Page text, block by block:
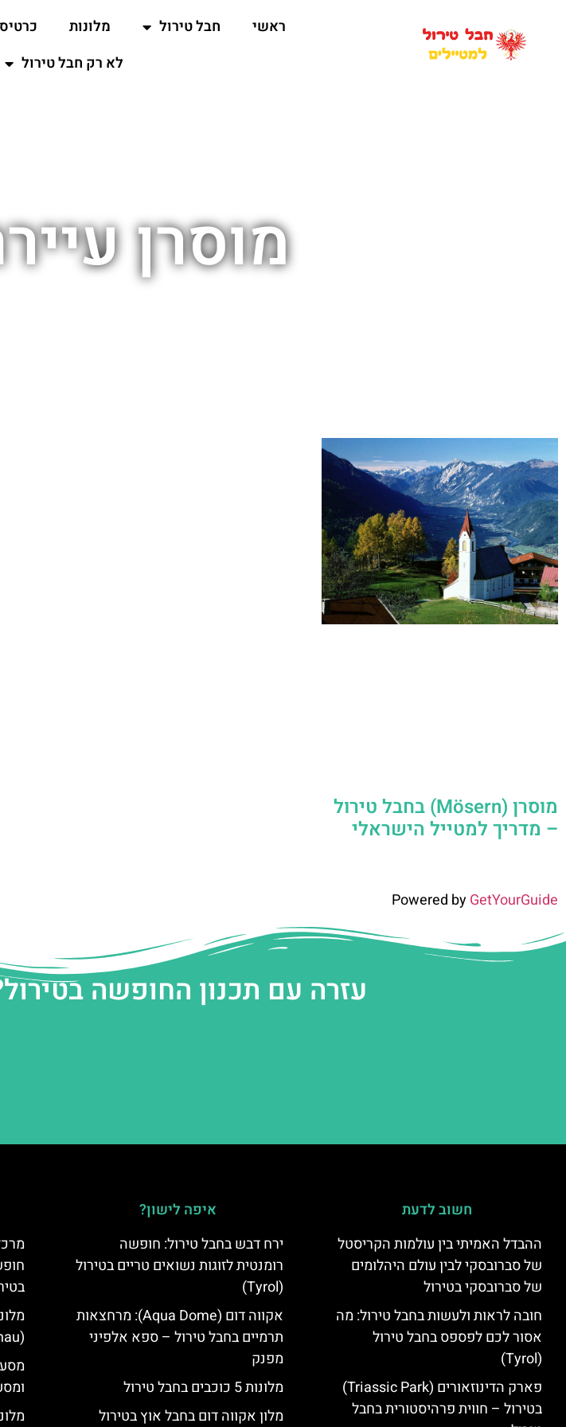
ראשי חבל טירול מלונות
לא רק חבל טירול
מוסרן
מוסרן (Mösern) בחבל טירול
– מדריך למטייל הישראלי
Powered byGetYourGuide
עזרה עם תכנון החופשה
חשוב לדעת
ההבדל האמיתי בין עולמות הקריסטל
של סברובסקי לבין עולם היהלומים
של סברובסקי בטירול
חובה לראות ולעשות בחבל טירול: מה
אסור לכם לפספס בחבל טירול
(Tyrol)
פארק הדינוזאורים (Triassic Park)
בטירול – חווית פרהיסטורית בחבל
איפה לישון?
ירח דבש בחבל טירול: חופשה
רומנטית לזוגות נשואים טריים בטירול
(Tyrol)
אקווה דום (Aqua Dome): מרחצאות
תרמיים בחבל טירול – ספא אלפיני
מפנק
מלונות 5 כוכבים בחבל טירול
מלון אקווה דום בחבל אוץ בטירול
(Wildschonau)